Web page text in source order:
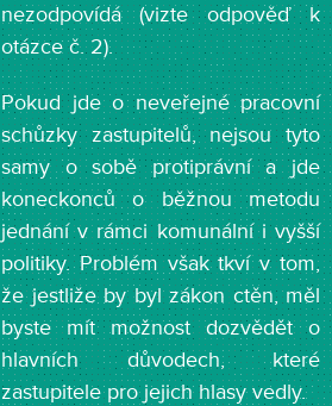
nezodpovídá (vizte odpověď k
otázce č. 2).
Pokud jde o neveřejné pracovní
schůzky zastupitelů, nejsou tyto
samy o sobě protiprávní a jde
koneckonců o běžnou metodu
jednání v rámci komunální i vyšší
politiky. Problém však tkví v tom,
že jestliže by byl zákon ctěn, měl
byste mít možnost dozvědět o
hlavních důvodech, které
zastupitele pro jejich hlasy vedly.